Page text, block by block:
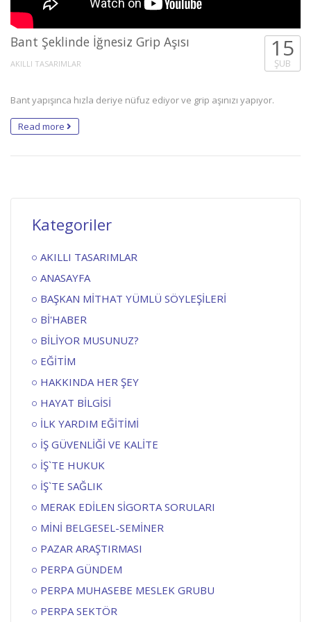
Bant Şeklinde İğnesiz Grip Aşısı
AKILLI TASARIMLAR
15
ŞUB
Bant yapışınca hızla deriye nüfuz ediyor ve grip aşınızı yapıyor.
Read more
Kategoriler
AKILLI TASARIMLAR
ANASAYFA
BAŞKAN MİTHAT YÜMLÜ SÖYLEŞİLERİ
Bİ'HABER
BİLİYOR MUSUNUZ?
EĞİTİM
HAKKINDA HER ŞEY
HAYAT BİLGİSİ
İLK YARDIM EĞİTİMİ
İŞ GÜVENLİĞİ VE KALİTE
İŞ`TE HUKUK
İŞ`TE SAĞLIK
MERAK EDİLEN SİGORTA SORULARI
MİNİ BELGESEL-SEMİNER
PAZAR ARAŞTIRMASI
PERPA GÜNDEM
PERPA MUHASEBE MESLEK GRUBU
PERPA SEKTÖR